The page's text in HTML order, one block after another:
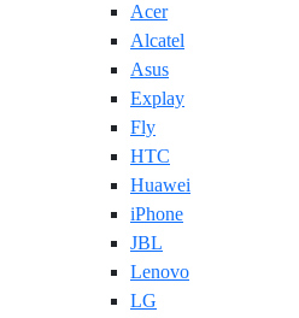
Acer
Alcatel
Asus
Explay
Fly
HTC
Huawei
iPhone
JBL
Lenovo
LG